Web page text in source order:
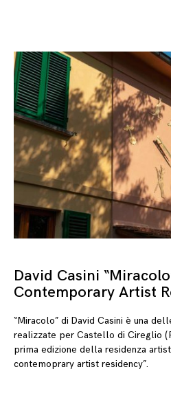
David Casini
Contemporary Artist
“Miracolo” di David Casini è una
realizzate per Castello di Cireglio
prima edizione della residenza
contemoprary artist residency”.